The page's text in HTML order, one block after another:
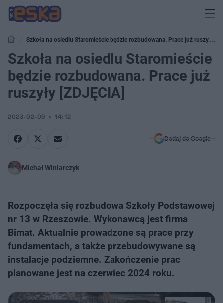
Szkoła na osiedlu Staromieście będzie rozbudowana. Prace już ruszyły
[ZDJĘCIA]
Szkoła na osiedlu Staromieście
będzie rozbudowana. Prace już
ruszyły [ZDJĘCIA]
2023-02-09 14:12
Dodaj do Google
Michał Winiarczyk
Rozpoczęła się rozbudowa Szkoły Podstawowej
nr 13 w Rzeszowie. Wykonawcą jest firma
Bimat. Aktualnie prowadzone są prace przy
fundamentach, a także przebudowywane są
instalacje podziemne. Zakończenie prac
planowane jest na czerwiec 2024 roku.